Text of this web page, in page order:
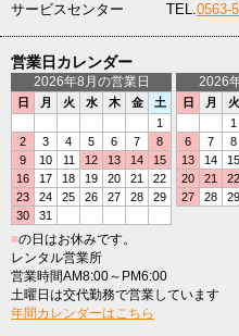
サービスセンター
TEL.0563-
営業日カレンダー
2026年8月の営業日
日 月 火 水 木 金
土
1
2
3 4 5 6 7
8
9
10 11 12 13 14
15
16
17 18 19 20 21
22
23
24 25 26 27 28
29
30
31
2026
日 月 火
1
6
7 8
13
14 15
20
21 22
27
28 29
■の日はお休みです。
レンタル営業所
営業時間AM8:00～PM6:00
土曜日は交代勤務で営業しています
年間カレンダーはこちら